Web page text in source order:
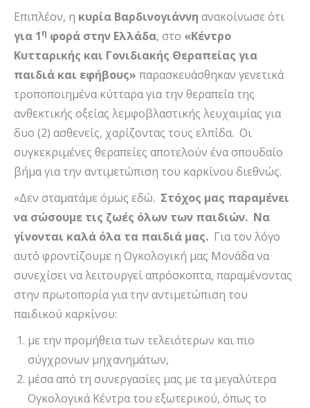
Επιπλέον, η κυρία Βαρδινογιάννη ανακοίνωσε ότι
για 1η φορά στην Ελλάδα, στο «Κέντρο
Κυτταρικής και Γονιδιακής Θεραπείας για
παιδιά και εφήβους» παρασκευάσθηκαν γενετικά
τροποποιημένα κύτταρα για την θεραπεία της
ανθεκτικής οξείας λεμφοβλαστικής λευχαιμίας για
δυο (2) ασθενείς, χαρίζοντας τους ελπίδα. Οι
συγκεκριμένες θεραπείες αποτελούν ένα σπουδαίο
βήμα για την αντιμετώπιση του καρκίνου διεθνώς.
«Δεν σταματάμε όμως εδώ. Στόχος μας παραμένει
να σώσουμε τις ζωές όλων των παιδιών. Να
γίνονται καλά όλα τα παιδιά μας. Για τον λόγο
αυτό φροντίζουμε η Ογκολογική μας Μονάδα να
συνεχίσει να λειτουργεί απρόσκοπτα, παραμένοντας
στην πρωτοπορία για την αντιμετώπιση του
παιδικού καρκίνου:
με την προμήθεια των τελειότερων και πιο
σύγχρονων μηχανημάτων,
μέσα από τη συνεργασίες μας με τα μεγαλύτερα
Ογκολογικά Κέντρα του εξωτερικού, όπως το